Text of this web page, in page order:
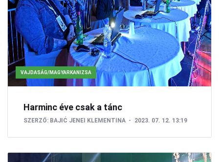
VAJDASÁG/MAGYARKANIZSA
Harminc éve csak a tánc
SZERZŐ: BAJIĆ JENEI KLEMENTINA 2023. 07. 12. 13:19